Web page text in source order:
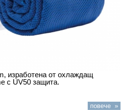
изработена от охлаждащ
с UV50 защита.
повече »